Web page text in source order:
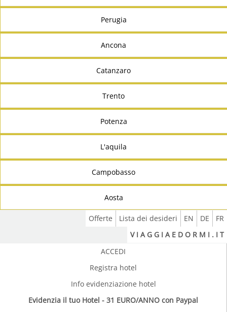
Perugia
Ancona
Catanzaro
Trento
Potenza
L'aquila
Campobasso
Aosta
FR
DE
EN
Lista dei desideri
Offerte
V I A G G I A E D O R M I . I T
ACCEDI
Registra hotel
Info evidenziazione hotel
Evidenzia il tuo Hotel - 31 EURO/ANNO con Paypal